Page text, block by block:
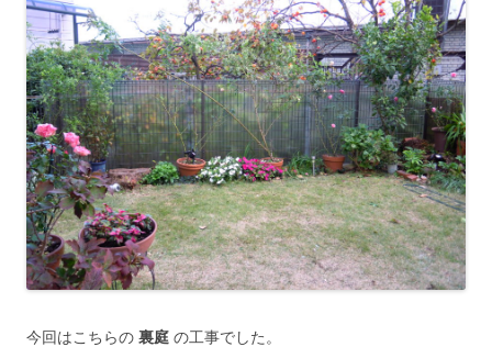
今回はこちらの 裏庭 の工事でした。